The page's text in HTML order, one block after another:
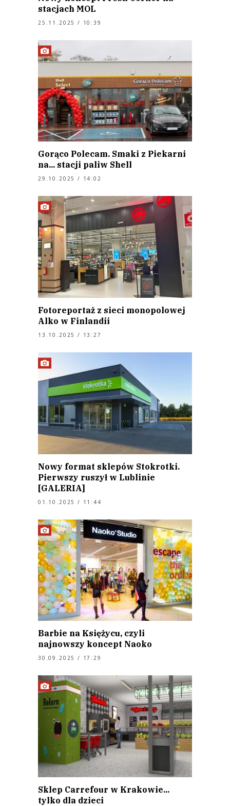
stacjach MOL
25.11.2025 / 10:39
Gorąco Polecam. Smaki z Piekarni
na... stacji paliw Shell
29.10.2025 / 14:02
Fotoreportaż z sieci monopolowej
Alko w Finlandii
13.10.2025 / 13:27
Nowy format sklepów Stokrotki.
Pierwszy ruszył w Lublinie
[GALERIA]
01.10.2025 / 11:44
Barbie na Księżycu, czyli
najnowszy koncept Naoko
30.09.2025 / 17:29
Sklep Carrefour w Krakowie...
tylko dla dzieci